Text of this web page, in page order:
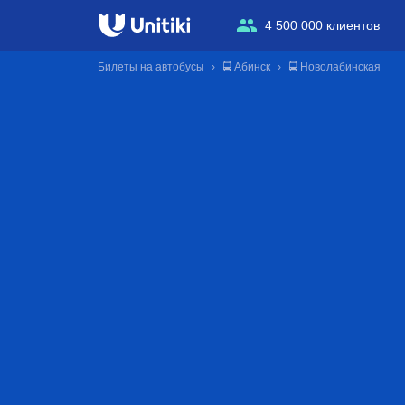
4 500 000 клиентов
Билеты на автобусы 🚍 Абинск 🚍 Новолабинская